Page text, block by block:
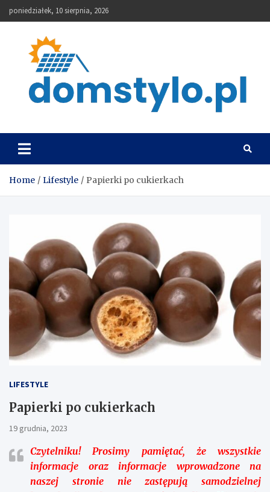
to
poniedziałek, 10 sierpnia, 2026
DomStylo
Home Lifestyle Papierki po cukierkach
LIFESTYLE
Papierki po cukierkach
19 grudnia, 2023
Czytelniku!Prosimy pamiętać, że wszystkie
informacje oraz informacje wprowadzone na
naszej stronie nie zastępują samodzielnej